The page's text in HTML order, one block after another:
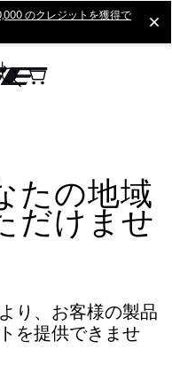
のクレジットを獲得で
たの地域
だけませ
り、お客様の製品
を提供できませ